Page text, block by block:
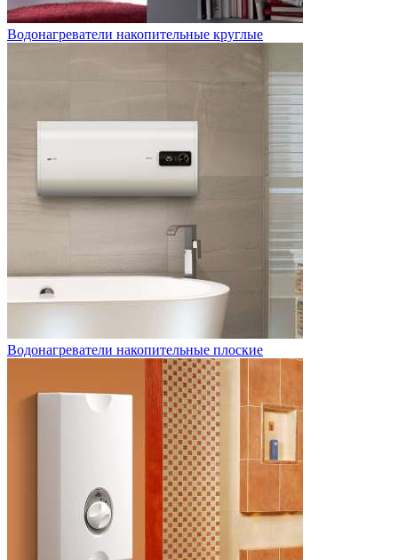
Водонагреватели накопительные круглые
Водонагреватели накопительные плоские